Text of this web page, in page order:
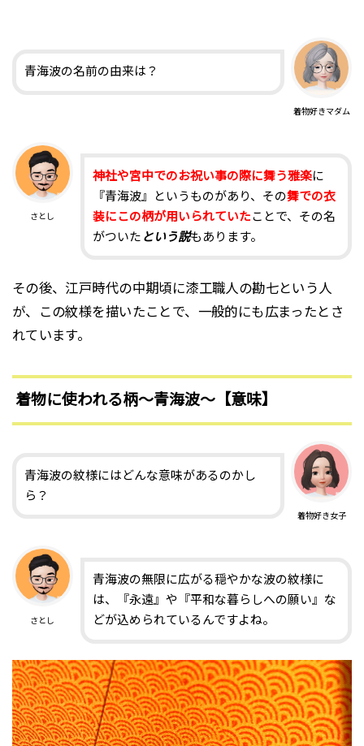
着物好きマダム
青海波の名前の由来は？
さとし
神社や宮中でのお祝い事の際に舞う雅楽に
『青海波』というものがあり、その舞での衣
装にこの柄が用いられていたことで、その名
がついた という説もあります。
その後、江戸時代の中期頃に漆工職人の勘七という人
が、この紋様を描いたことで、一般的にも広まったとさ
れています。
着物に使われる柄〜青海波〜【意味】
着物好き女子
青海波の紋様にはどんな意味があるのかし
ら？
さとし
青海波の無限に広がる穏やかな波の紋様に
は、『永遠』や『平和な暮らしへの願い』な
どが込められているんですよね。